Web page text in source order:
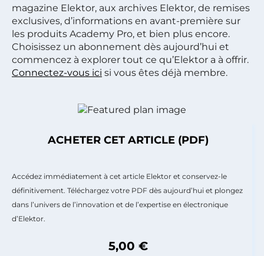
magazine Elektor, aux archives Elektor, de remises
exclusives, d’informations en avant-première sur
les produits Academy Pro, et bien plus encore.
Choisissez un abonnement dès aujourd’hui et
commencez à explorer tout ce qu’Elektor a à offrir.
Connectez-vous ici si vous êtes déjà membre.
ACHETER CET ARTICLE (PDF)
Accédez immédiatement à cet article Elektor et conservez-le
définitivement. Téléchargez votre PDF dès aujourd’hui et plongez
dans l’univers de l’innovation et de l’expertise en électronique
d’Elektor.
5,00 €